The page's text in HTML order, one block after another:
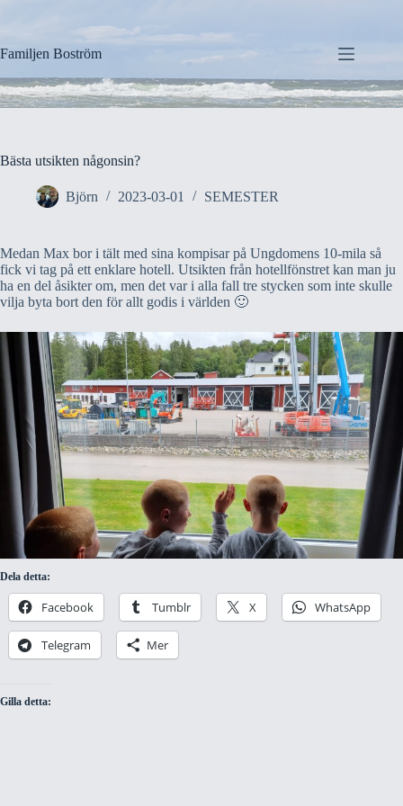
Familjen Boström
Bästa utsikten någonsin?
Björn 2023-03-01 SEMESTER
Medan Max bor i tält med sina kompisar på Ungdomens 10-mila så
fick vi tag på ett enklare hotell. Utsikten från hotellfönstret kan man ju
ha en del åsikter om, men det var i alla fall tre stycken som inte skulle
vilja byta bort den för allt godis i världen 🙂
Dela detta:
Facebook Tumblr X WhatsApp
Telegram Mer
Gilla detta: